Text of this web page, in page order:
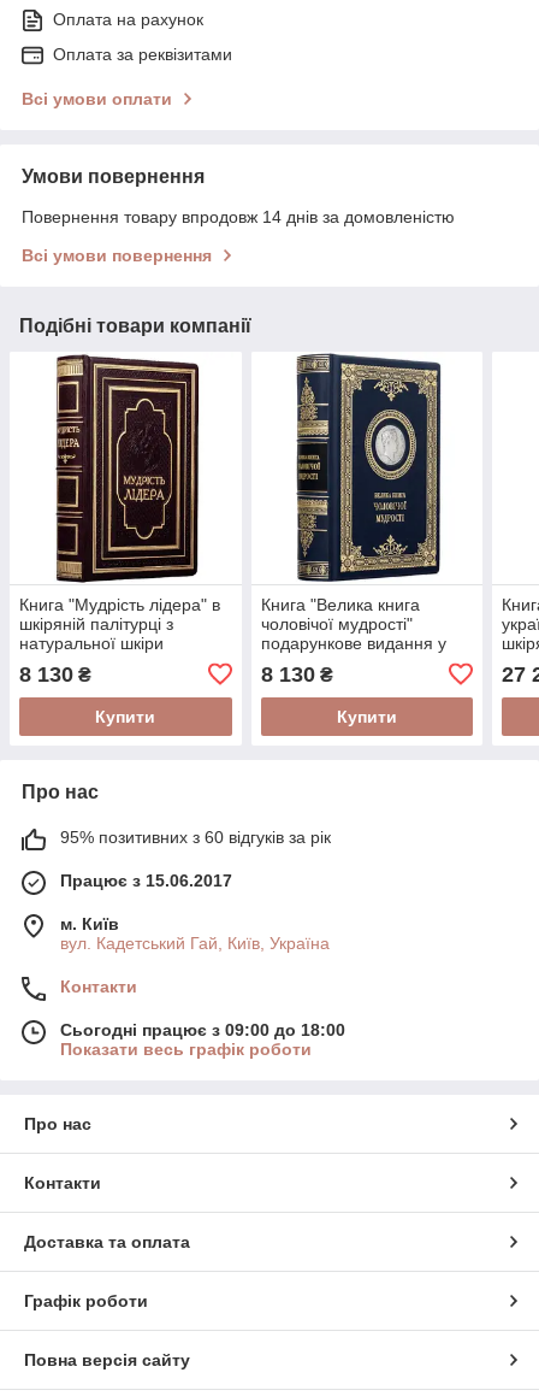
Оплата на рахунок
Оплата за реквізитами
Всі умови оплати
Умови повернення
Повернення товару впродовж 14 днів за домовленістю
Всі умови повернення
Подібні товари компанії
Книга "Мудрість лідера" в
шкіряній палітурці з
натуральної шкіри
8 130 ₴
Купити
Книга "Велика книга
чоловічої мудрості"
подарункове видання у
8 130₴
Купити
27
Про нас
95% позитивних з 60 відгуків за рік
Працює з 15.06.2017
м. Київ
вул. Кадетський Гай, Київ, Україна
Контакти
Сьогодні працює з 09:00 до 18:00
Показати весь графік роботи
Про нас
Контакти
Доставка та оплата
Графік роботи
Повна версія сайту